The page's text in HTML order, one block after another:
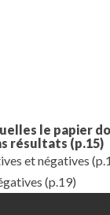
le papier
résultats (p.15)
et négatives
(p.19)